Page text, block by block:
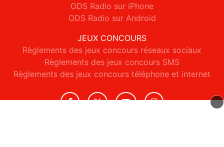
ODS Radio sur iPhone
ODS Radio sur Android
JEUX CONCOURS
Règlements des jeux concours réseaux sociaux
Règlements des jeux concours SMS
Règlements des jeux concours téléphone et internet